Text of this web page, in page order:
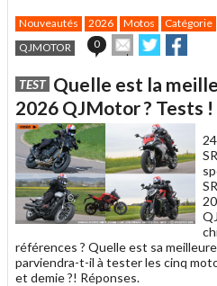
Nouveautés 2026 Motos Catégorie
QJMOTOR
0
Envoyer
cet
à
un
ami
Partager
sur sur
TEST Quelle est la
2026 QJMotor ? Tests !
références ? Quelle est sa
parviendra-t-il à tester les cinq
et demie ?! Réponses.